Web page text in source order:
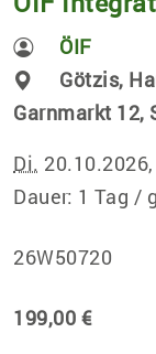
ÖIF
Götzis,
Garnmarkt 12,
Di.
Dauer: 1 Tag /
26W50720
199,00 €